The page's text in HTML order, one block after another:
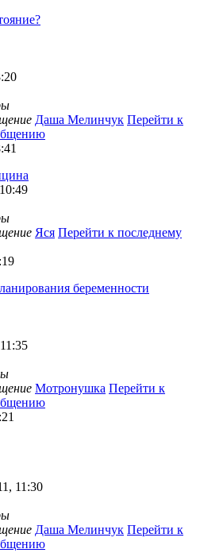
Даша Мелинчук Перейти к
Яся Перейти к последнему
беременности
Мотронушка Перейти к
11:30
Даша Мелинчук Перейти к